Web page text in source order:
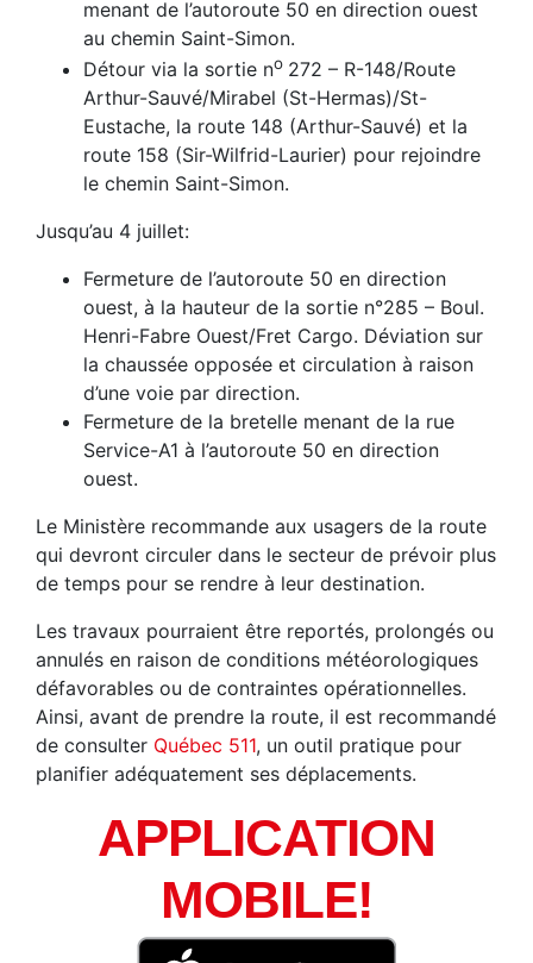
menant de l’autoroute 50 en direction ouest
au chemin Saint-Simon.
Détour via la sortie no 272 – R-148/Route
Arthur-Sauvé/Mirabel (St-Hermas)/St-
Eustache, la route 148 (Arthur-Sauvé) et la
route 158 (Sir-Wilfrid-Laurier) pour rejoindre
le chemin Saint-Simon.
Jusqu’au 4 juillet:
Fermeture de l’autoroute 50 en direction
ouest, à la hauteur de la sortie n°285 – Boul.
Henri-Fabre Ouest/Fret Cargo. Déviation sur
la chaussée opposée et circulation à raison
d’une voie par direction.
Fermeture de la bretelle menant de la rue
Service-A1 à l’autoroute 50 en direction
ouest.
Le Ministère recommande aux usagers de la route
qui devront circuler dans le secteur de prévoir plus
de temps pour se rendre à leur destination.
Les travaux pourraient être reportés, prolongés ou
annulés en raison de conditions météorologiques
défavorables ou de contraintes opérationnelles.
Ainsi, avant de prendre la route, il est recommandé
de consulter Québec 511, un outil pratique pour
planifier adéquatement ses déplacements.
APPLICATION
MOBILE!